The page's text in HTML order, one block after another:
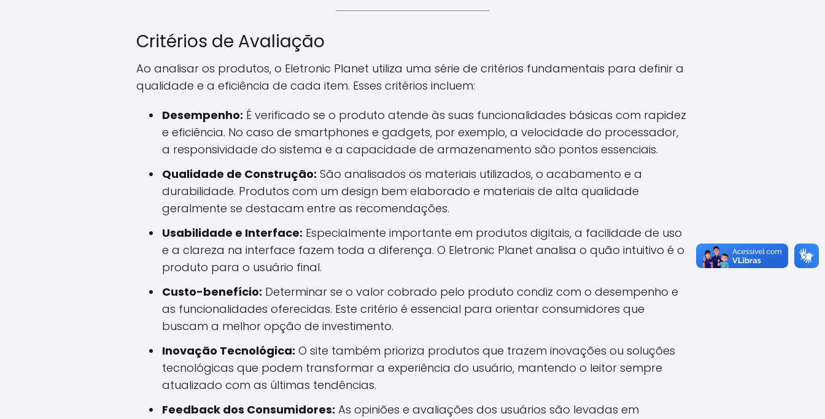
Critérios de Avaliação
Ao analisar os produtos, o Eletronic Planet utiliza uma série de critérios fundamentais para definir a
qualidade e a eficiência de cada item. Esses critérios incluem:
Desempenho: É verificado se o produto atende às suas funcionalidades básicas com rapidez
e eficiência. No caso de smartphones e gadgets, por exemplo, a velocidade do processador,
a responsividade do sistema e a capacidade de armazenamento são pontos essenciais.
Qualidade de Construção: São analisados os materiais utilizados, o acabamento e a
durabilidade. Produtos com um design bem elaborado e materiais de alta qualidade
geralmente se destacam entre as recomendações.
Usabilidade e Interface: Especialmente importante em produtos digitais, a facilidade de uso
e a clareza na interface fazem toda a diferença. O Eletronic Planet analisa o quão intuitivo é o
produto para o usuário final.
Custo-benefício: Determinar se o valor cobrado pelo produto condiz com o desempenho e
as funcionalidades oferecidas. Este critério é essencial para orientar consumidores que
buscam a melhor opção de investimento.
Inovação Tecnológica: O site também prioriza produtos que trazem inovações ou soluções
tecnológicas que podem transformar a experiência do usuário, mantendo o leitor sempre
atualizado com as últimas tendências.
Feedback dos Consumidores: As opiniões e avaliações dos usuários são levadas em